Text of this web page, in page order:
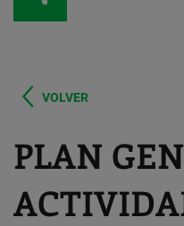
contenido
principal
VOLVER
PLAN